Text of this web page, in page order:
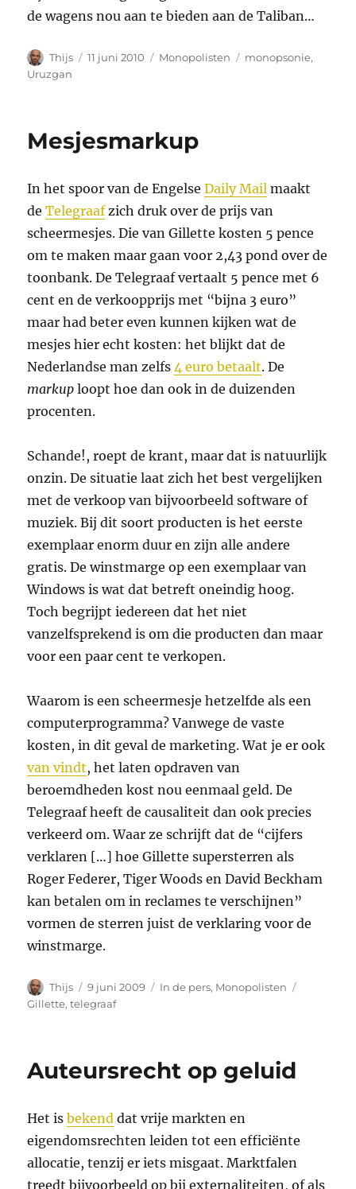
de wagens nou aan te bieden aan de Taliban…
Auteur
Thijs
Geplaatst
11 juni 2010 Categorieën
Monopolisten Tags
monopsonie,
Uruzgan
Mesjesmarkup
In het spoor van de EngelseDaily Mail maakt
deTelegraafzich druk over de prijs van
scheermesjes. Die van Gillette kosten 5 pence
om te maken maar gaan voor 2,43 pond over de
toonbank. De Telegraaf vertaalt 5 pence met 6
cent en de verkoopprijs met “bijna 3 euro”
maar had beter even kunnen kijken wat de
mesjes hier echt kosten: het blijkt dat de
Nederlandse man zelfs4 euro betaalt. De
markup loopt hoe dan ook in de duizenden
procenten.
Schande!, roept de krant, maar dat is natuurlijk
onzin. De situatie laat zich het best vergelijken
met de verkoop van bijvoorbeeld software of
muziek. Bij dit soort producten is het eerste
exemplaar enorm duur en zijn alle andere
gratis. De winstmarge op een exemplaar van
Windows is wat dat betreft oneindig hoog.
Toch begrijpt iedereen dat het niet
vanzelfsprekend is om die producten dan maar
voor een paar cent te verkopen.
Waarom is een scheermesje hetzelfde als een
computerprogramma? Vanwege de vaste
kosten, in dit geval de marketing. Wat je er ook
van vindt, het laten opdraven van
beroemdheden kost nou eenmaal geld. De
Telegraaf heeft de causaliteit dan ook precies
verkeerd om. Waar ze schrijft dat de “cijfers
verklaren […] hoe Gillette supersterren als
Roger Federer, Tiger Woods en David Beckham
kan betalen om in reclames te verschijnen”
vormen de sterren juist de verklaring voor de
winstmarge.
Auteur
Thijs
Geplaatst
op
9 juni 2009 Categorieën
In de pers, Monopolisten
Gillette,telegraaf
Auteursrecht op geluid
Het isbekend dat vrije markten en
eigendomsrechten leiden tot een efficiënte
allocatie, tenzij er iets misgaat. Marktfalen
treedt bijvoorbeeld op bij externaliteiten, of als